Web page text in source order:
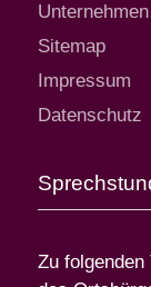
Unternehmen
Sitemap
Impressum
Datenschutz
Zu folgenden